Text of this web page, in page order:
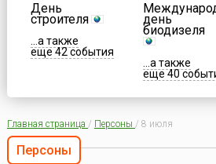
День
строителя
...а также
еще 42 события
день
биодизеля
...а также
еще 40
Главная страница / Персоны / 8 июля
Персоны